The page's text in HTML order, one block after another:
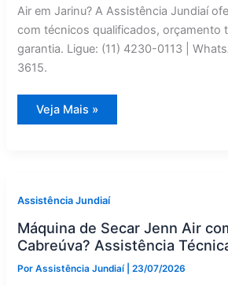
Air em Jarinu? A Assistência Jundiaí
com técnicos qualificados, orçamento
garantia. Ligue: (11) 4230-0113 |
3615.
Máquina
de
Jarinu?
Assistência
Técnica
Especializado
Veja Mais »
Assistência Jundiaí
Máquina de Secar Jenn Air
Cabreúva? Assistência
PorAssistência Jundiaí |23/07/2026